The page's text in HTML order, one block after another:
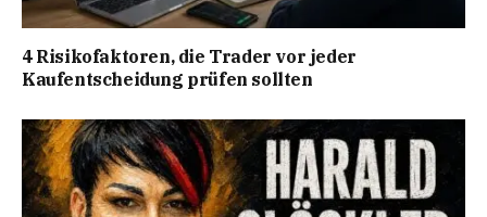
4 Risikofaktoren, die Trader vor jeder
Kaufentscheidung prüfen sollten